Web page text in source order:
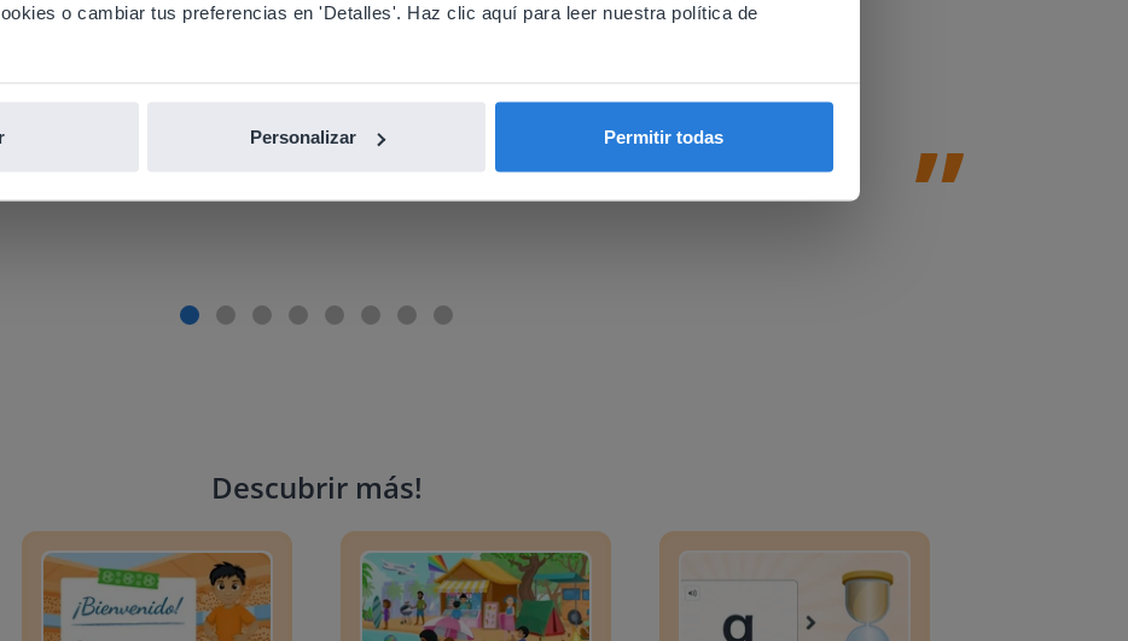
o cambiar tus preferencias en 'Detalles'. Haz clic aquí para leer nuestra política de
Personalizar Permitir todas
utilizo con mi pizarra y con la formación a distancia.
Descubrir más!
English
Español